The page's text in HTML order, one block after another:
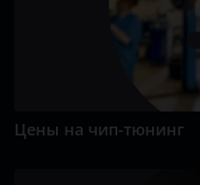
Цены на чип-тюнинг